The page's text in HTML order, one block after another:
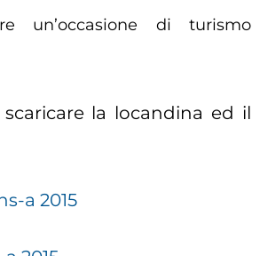
un’occasione di turismo
la locandina ed il
a 2015